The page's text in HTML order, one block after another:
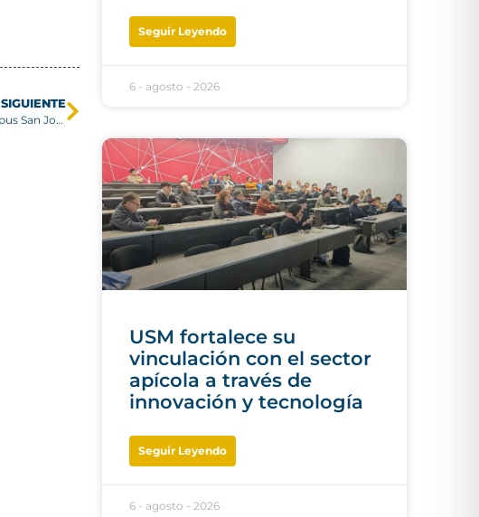
SIGUIENTE
Festival USM Canta: exitosa primera edición en Campus San Joaquín
Seguir Leyendo
6 - agosto - 2026
USM fortalece su
vinculación con el sector
apícola a través de
innovación y tecnología
Seguir Leyendo
6 - agosto - 2026